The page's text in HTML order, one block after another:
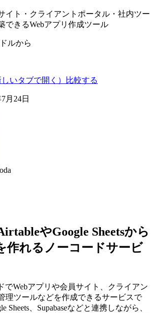
イト・クライアントポータル・社内ツー
できるWebアプリ作成ツール
ルから
しいタブで開く） 比較する
月24日
やGoogle Sheetsから
作れるノーコードサービ
でWebアプリや会員サイト、クライアン
理ツールなどを作成できるサービスで
Sheets、Supabaseなどと連携しながら、